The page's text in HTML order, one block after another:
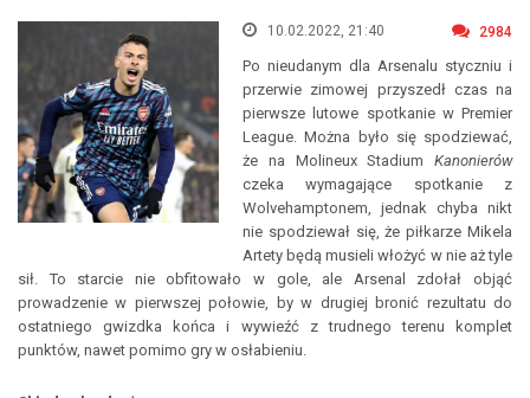
10.02.2022, 21:40 2984
Po nieudanym dla Arsenalu styczniu i
przerwie zimowej przyszedł czas na
pierwsze lutowe spotkanie w Premier
League. Można było się spodziewać,
że na Molineux Stadium Kanonierów
czeka wymagające spotkanie z
Wolvehamptonem, jednak chyba nikt
nie spodziewał się, że piłkarze Mikela
Artety będą musieli włożyć w nie aż tyle
sił. To starcie nie obfitowało w gole, ale Arsenal zdołał objąć
prowadzenie w pierwszej połowie, by w drugiej bronić rezultatu do
ostatniego gwizdka końca i wywieźć z trudnego terenu komplet
punktów, nawet pomimo gry w osłabieniu.